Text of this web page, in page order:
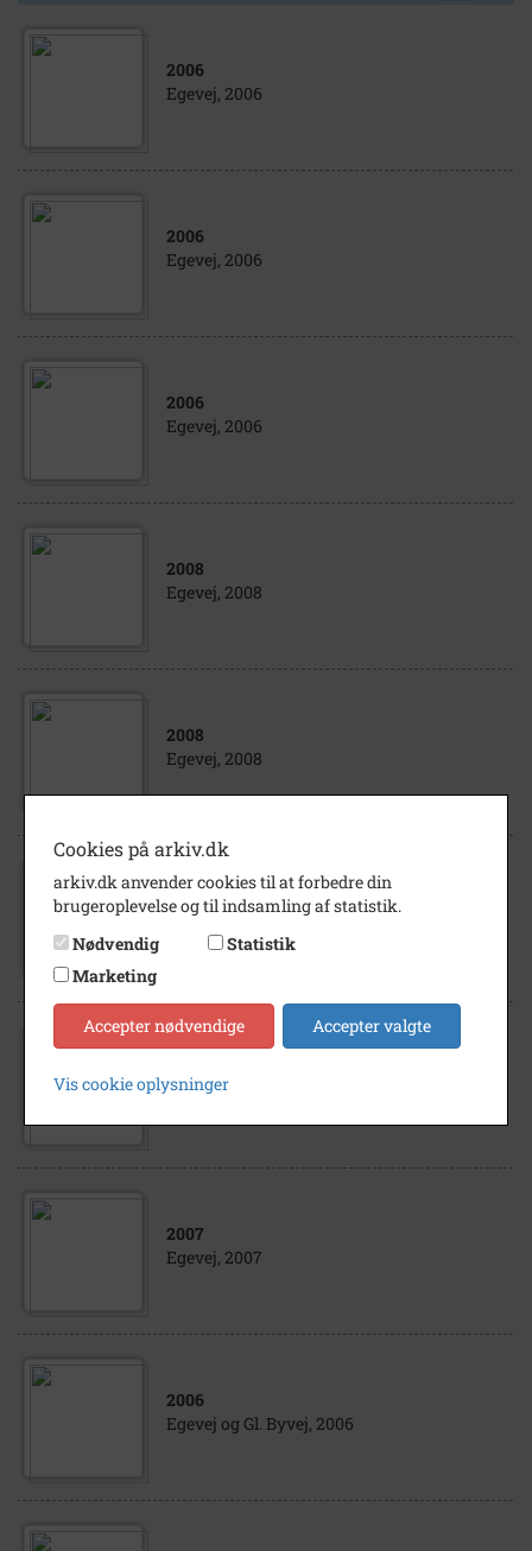
2006
Egevej, 2006
2006
Egevej, 2006
2006
Egevej, 2006
2008
Egevej, 2008
2008
Egevej, 2008
2008
Egevej, 2008
2007
Egevej, 2007
2006
Egevej og Gl. Byvej, 2006
Cookies på arkiv.dk
arkiv.dk anvender cookies til at forbedre din
brugeroplevelse og til indsamling af statistik.
Nødvendig
Statistik
Marketing
Accepter nødvendige Accepter valgte
Vis cookie oplysninger